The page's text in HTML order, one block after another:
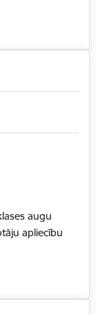
augu
apliecību